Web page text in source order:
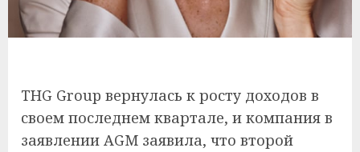
THG Group вернулась к росту доходов в
своем последнем квартале, и компания в
заявлении AGM заявила, что второй